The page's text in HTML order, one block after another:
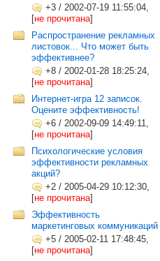
+3 / 2002-07-19 11:55:04,
[не прочитана]
Распространение рекламных
листовок... Что может быть
эффективнее?
+8 / 2002-01-28 18:25:24,
[не прочитана]
Интернет-игра 12 записок.
Оцените эффективность!
+6 / 2002-09-09 14:49:11,
[не прочитана]
Психологические условия
эффективности рекламных
акций?
+2 / 2005-04-29 10:12:30,
[не прочитана]
Эффективность
маркетинговых коммуникаций
+5 / 2005-02-11 17:48:45,
[не прочитана]